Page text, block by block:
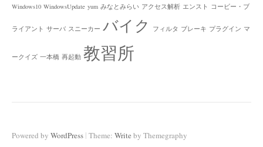
Windows10 WindowsUpdate yum みなとみらい アクセス解析 エンスト コービー・ブ
ライアント サーバ スニーカー バイク フィルタ ブレーキ プラグイン マ
ークイズ 一本橋 再起動 教習所
Powered by WordPress | Theme: Write by Themegraphy